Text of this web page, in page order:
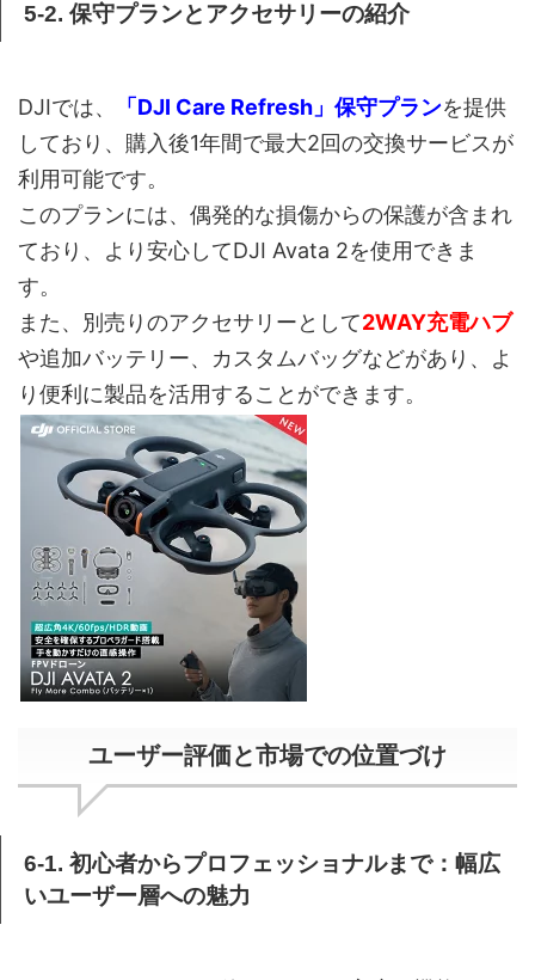
5-2. 保守プランとアクセサリーの紹介
DJIでは、 「DJI Care Refresh」保守プランを提供
しており、購入後1年間で最大2回の交換サービスが
利用可能です。
このプランには、偶発的な損傷からの保護が含まれ
ており、より安心してDJI Avata 2を使用できま
す。
また、別売りのアクセサリーとして2WAY充電ハブ
や追加バッテリー、カスタムバッグなどがあり、よ
り便利に製品を活用することができます。
ユーザー評価と市場での位置づけ
6-1. 初心者からプロフェッショナルまで：幅広
いユーザー層への魅力